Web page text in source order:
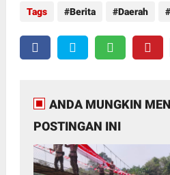
Tags Berita Daerah
ANDA MUNGKIN
POSTINGAN INI